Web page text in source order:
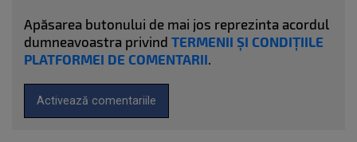
Apăsarea butonului de mai jos reprezinta acordul
dumneavoastra privind TERMENII ȘI CONDIȚIILE
PLATFORMEI DE COMENTARII.
Activează comentariile